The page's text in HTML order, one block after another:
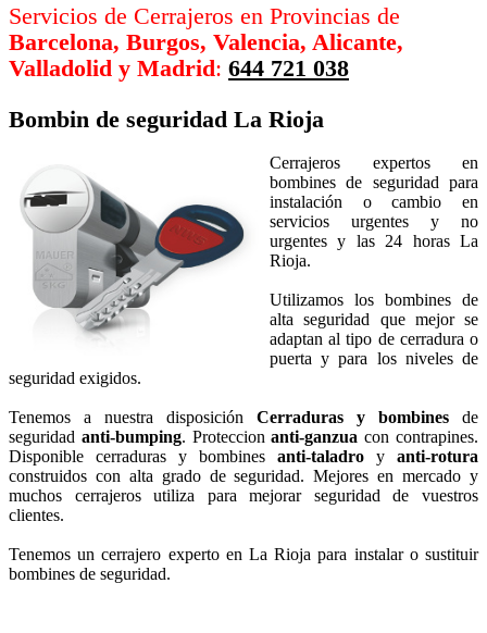
Servicios de Cerrajeros en Provincias de
Barcelona, Burgos, Valencia, Alicante,
Valladolid y Madrid: 644 721 038
Bombin de seguridad La Rioja
Cerrajeros expertos en
bombines de seguridad para
instalación o cambio en
servicios urgentes y no
urgentes y las 24 horas La
Rioja.
Utilizamos los bombines de
alta seguridad que mejor se
adaptan al tipo de cerradura o
puerta y para los niveles de
seguridad exigidos.
Tenemos a nuestra disposición Cerraduras y bombines de
seguridad anti-bumping. Proteccionanti-ganzua con contrapines.
Disponible cerraduras y bombines anti-taladro y anti-rotura
construidos con alta grado de seguridad. Mejores en mercado y
muchos cerrajeros utiliza para mejorar seguridad de vuestros
clientes.
Tenemos un cerrajero experto en La Rioja para instalar o sustituir
bombines de seguridad.